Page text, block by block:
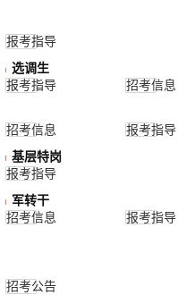
报考指导
选调生
报考指导
招考信息
招考信息 报考指导
基层特岗
报考指导
军转干
招考信息
报考指导
招考公告